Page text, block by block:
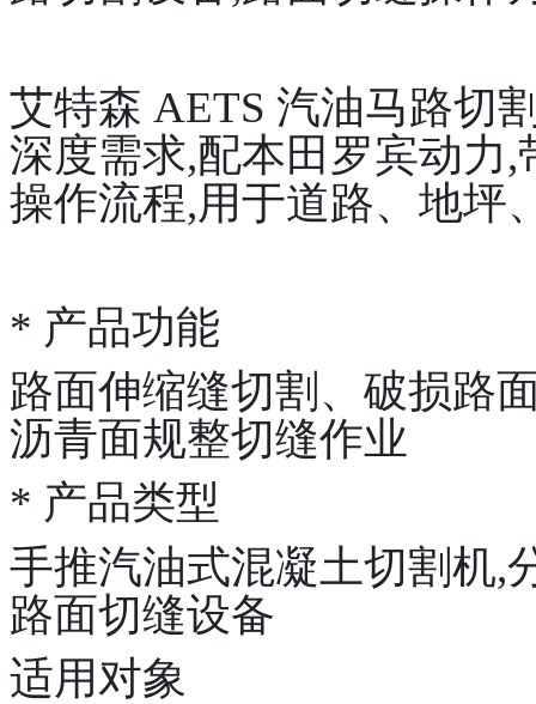
艾特森 AETS 汽油马路切
深度需求,配本田罗宾动力
操作流程,用于道路、地坪
* 产品功能
路面伸缩缝切割、破损路
沥青面规整切缝作业
* 产品类型
手推汽油式混凝土切割机,
路面切缝设备
适用对象